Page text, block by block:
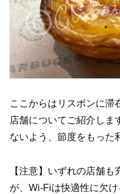
ここからはリスボンに滞
店舗についてご紹介しま
ないよう、節度をもった
【注意】いずれの店舗
が、Wi-Fiは快適性に欠け